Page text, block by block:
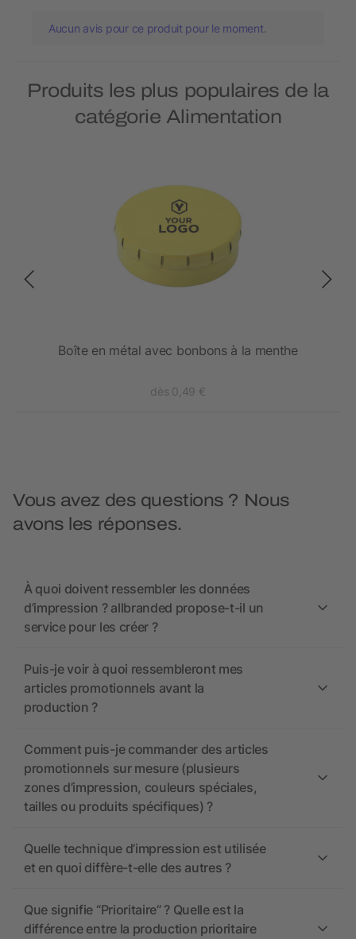
Aucun avis pour ce produit pour le moment.
Produits les plus populaires de la
catégorie Alimentation
Boîte en métal avec bonbons à la menthe
dès 0,49 €
Vous avez des questions ? Nous
avons les réponses.
À quoi doivent ressembler les données
d’impression ? allbranded propose-t-il un
service pour les créer ?
Puis-je voir à quoi ressembleront mes
articles promotionnels avant la
production ?
Comment puis-je commander des articles
promotionnels sur mesure (plusieurs
zones d’impression, couleurs spéciales,
tailles ou produits spécifiques) ?
Quelle technique d’impression est utilisée
et en quoi diffère-t-elle des autres ?
Que signifie “Prioritaire” ? Quelle est la
différence entre la production prioritaire